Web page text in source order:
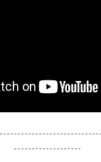
-------------------